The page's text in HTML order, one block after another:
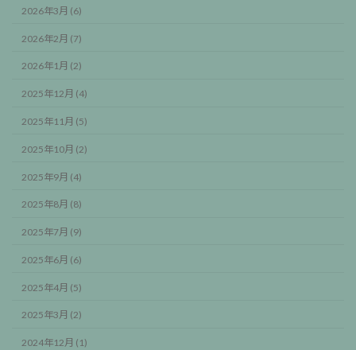
2026年3月 (6)
2026年2月 (7)
2026年1月 (2)
2025年12月 (4)
2025年11月 (5)
2025年10月 (2)
2025年9月 (4)
2025年8月 (8)
2025年7月 (9)
2025年6月 (6)
2025年4月 (5)
2025年3月 (2)
2024年12月 (1)